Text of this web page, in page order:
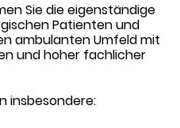
Sie die eigenständige
Patienten und
ambulanten Umfeld mit
und hoher fachlicher
insbesondere: